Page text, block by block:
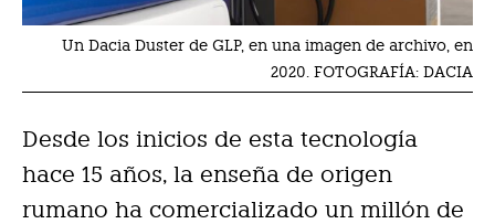
Un Dacia Duster de GLP, en una imagen de archivo, en
2020. FOTOGRAFÍA: DACIA
Desde los inicios de esta tecnología
hace 15 años, la enseña de origen
rumano ha comercializado un millón de